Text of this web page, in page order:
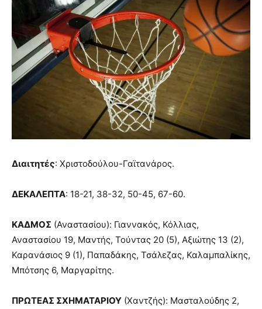
Διαιτητές: Χριστοδούλου-Γαϊτανάρος.
ΔΕΚΑΛΕΠΤΑ: 18-21, 38-32, 50-45, 67-60.
ΚΑΔΜΟΣ (Αναστασίου): Γιαννακός, Κόλλιας,
Αναστασίου 19, Μαντής, Τούντας 20 (5), Αξιώτης 13 (2),
Καρανάσιος 9 (1), Παπαδάκης, Τσάλεζας, Καλαμπαλίκης,
Μπότσης 6, Μαργαρίτης.
ΠΡΩΤΕΑΣ ΣΧΗΜΑΤΑΡΙΟΥ (Χαντζής): Μασταλούδης 2,